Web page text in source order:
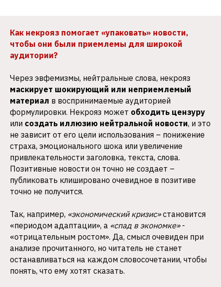
Как некрояз помогает «упаковать» новости,
чтобы они были приемлемы для широкой
аудитории?
Через эвфемизмы, нейтральные слова, некрояз
маскирует шокирующий или неприемлемый
материал в воспринимаемые аудиторией
формулировки. Некрояз может обходить цензуру
или создать иллюзию нейтральной новости, и это
не зависит от его цели использования – понижение
страха, эмоционального шока или увеличение
привлекательности заголовка, текста, слова.
Позитивные новости он точно не создает –
публиковать клишировано очевидное в позитиве
точно не получится.
Так, например, «экономический кризис»становится
«периодом адаптации», а «спад в экономке»-
«отрицательным ростом». Да, смысл очевиден при
анализе прочитанного, но читатель не станет
останавливаться на каждом словосочетании, чтобы
понять, что ему хотят сказать.